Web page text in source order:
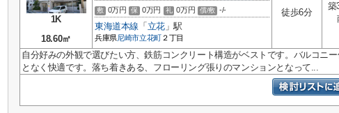
1K
18.60㎡
敷 0万円 保 0万円 礼 0万円 償/敷 -/-
東海道本線 「 立花」駅
兵庫県尼崎市立花町 ２丁目
徒歩6分
築
自分好みの外観で選びたい方、鉄筋コンクリート構造がベストです。バルコニ
となく快適です。落ち着きある、フローリング張りのマンションとなって...